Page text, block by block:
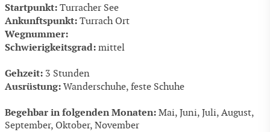
Startpunkt: Turracher See
Ankunftspunkt: Turrach Ort
Wegnummer:
Schwierigkeitsgrad: mittel
Gehzeit: 3 Stunden
Ausrüstung: Wanderschuhe, feste Schuhe
Begehbar in folgenden Monaten: Mai, Juni, Juli, August,
September, Oktober, November